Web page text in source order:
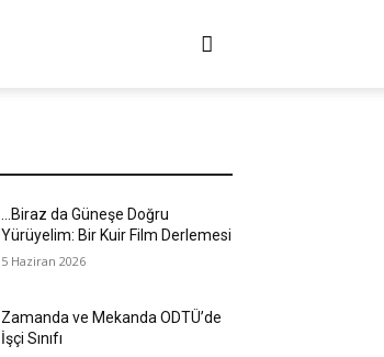
…Biraz da Güneşe Doğru
Yürüyelim: Bir Kuir Film Derlemesi
5 Haziran 2026
Zamanda ve Mekanda ODTÜ’de
İşçi Sınıfı